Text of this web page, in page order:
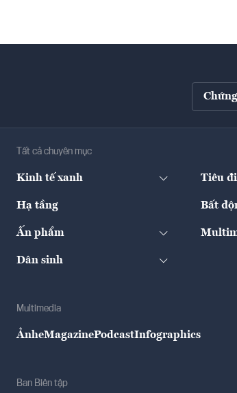
Tất cả chuyên mục
Kinh tế xanh Tiêu
Hạ tầng Bất
Ấn phẩm
Dân sinh
Multimedia
ẢnheMagazinePodcastInfographics
Ban Biên tập